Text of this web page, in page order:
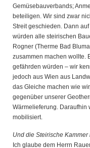
Gemüsebauverbands;
beteiligen. Wir sind zwar
Streit geschieden. Dann
würden alle steirischen
Rogner (Therme Bad
zusammen machen wollte.
gefährden würden – wir
jedoch aus Wien aus
das Gleiche machen wie
gegenüber unserer
Wärmelieferung. Daraufhin
mobilisiert.
Und die Steirische
Ich glaube dem Herrn